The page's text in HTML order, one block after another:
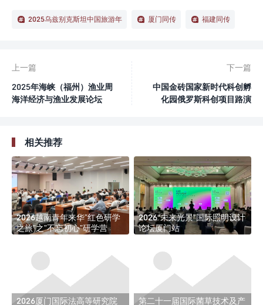
2025乌兹别克斯坦中国旅游年 厦门同传 福建同传
上一篇
2025年海峡（福州）渔业周
海洋经济与渔业发展论坛
下一篇
中国金砖国家新时代科创孵
化园俄罗斯科创项目路演
相关推荐
2026越南青年来华”红色研学
之旅”之”不忘初心”研学营
2026“未来光景”国际照明设计
论坛厦门站
2026厦门国际法高等研究院 第二十一届国际菌草技术及产